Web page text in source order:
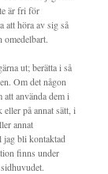
är fri för
att höra av sig så
omedelbart.
ut; berätta i så
Om det någon
att använda dem i
på annat sätt, i
annat
bli kontaktad
finns under